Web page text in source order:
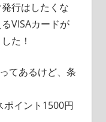
行はしたくな
VISAカードが
た！
てあるけど、条
ポイント1500円